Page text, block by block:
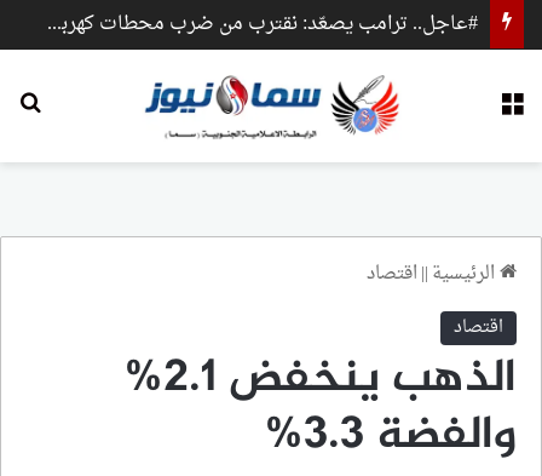
#عاجل.. ترامب يصعّد: نقترب من ضرب محطات كهرباء وجسور داخل إيران
الرئيسية||اقتصاد
اقتصاد
الذهب ينخفض 2.1%
والفضة 3.3%